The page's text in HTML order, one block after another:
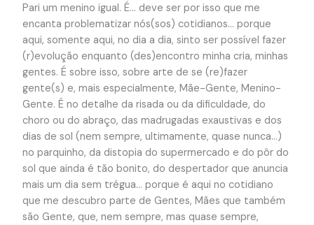
Pari um menino igual. É… deve ser por isso que me
encanta problematizar nós(sos) cotidianos… porque
aqui, somente aqui, no dia a dia, sinto ser possível fazer
(r)evolução enquanto (des)encontro minha cria, minhas
gentes. É sobre isso, sobre arte de se (re)fazer
gente(s) e, mais especialmente, Mãe-Gente, Menino-
Gente. É no detalhe da risada ou da dificuldade, do
choro ou do abraço, das madrugadas exaustivas e dos
dias de sol (nem sempre, ultimamente, quase nunca…)
no parquinho, da distopia do supermercado e do pôr do
sol que ainda é tão bonito, do despertador que anuncia
mais um dia sem trégua… porque é aqui no cotidiano
que me descubro parte de Gentes, Mães que também
são Gente, que, nem sempre, mas quase sempre,